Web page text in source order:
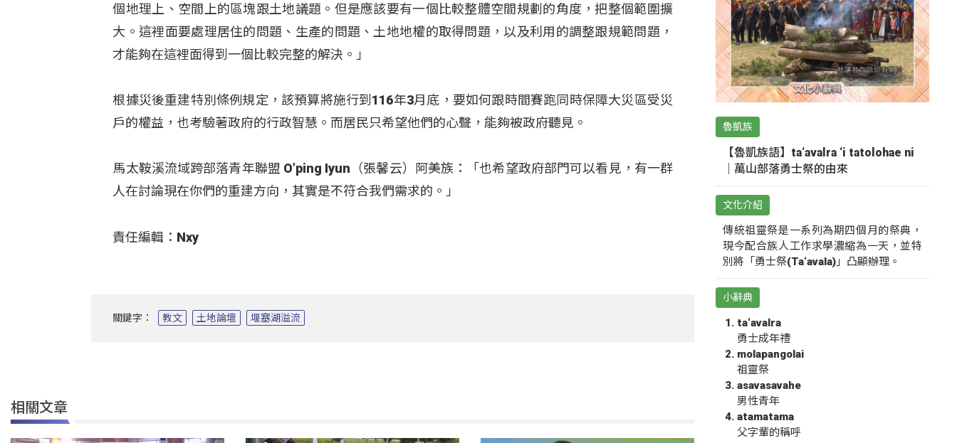
個地理上、空間上的區塊跟土地議題。但是應該要有一個比較整體空間規劃的角度，把整個範圍擴
大。這裡面要處理居住的問題、生產的問題、土地地權的取得問題，以及利用的調整跟規範問題，
才能夠在這裡面得到一個比較完整的解決。」
根據災後重建特別條例規定，該預算將施行到116年3月底，要如何跟時間賽跑同時保障大災區受災
戶的權益，也考驗著政府的行政智慧。而居民只希望他們的心聲，能夠被政府聽見。
馬太鞍溪流域跨部落青年聯盟 O’ping Iyun（張馨云）阿美族：「也希望政府部門可以看見，有一群
人在討論現在你們的重建方向，其實是不符合我們需求的。」
責任編輯：Nxy
關鍵字： 教文 土地論壇 堰塞湖溢流
相關文章
魯凱族
【魯凱族語】ta‘avalra ‘i tatolohae ni
｜萬山部落勇士祭的由來
文化介紹
傳統祖靈祭是一系列為期四個月的祭典，
現今配合族人工作求學濃縮為一天，並特
別將「勇士祭(Ta‘avala)」凸顯辦理。
小辭典
ta‘avalra
勇士成年禮
molapangolai
祖靈祭
asavasavahe
男性青年
atamatama
父字輩的稱呼